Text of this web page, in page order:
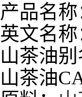
产品名
英文名称
山茶油别
山茶油